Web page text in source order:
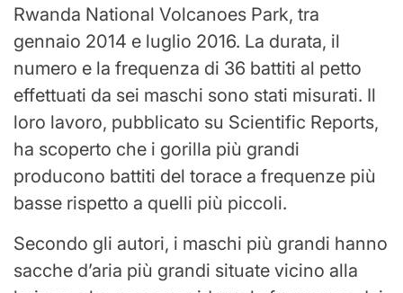
Rwanda National Volcanoes Park, tra
gennaio 2014 e luglio 2016. La durata, il
numero e la frequenza di 36 battiti al petto
effettuati da sei maschi sono stati misurati. Il
loro lavoro, pubblicato su Scientific Reports,
ha scoperto che i gorilla più grandi
producono battiti del torace a frequenze più
basse rispetto a quelli più piccoli.
Secondo gli autori, i maschi più grandi hanno
sacche d’aria più grandi situate vicino alla